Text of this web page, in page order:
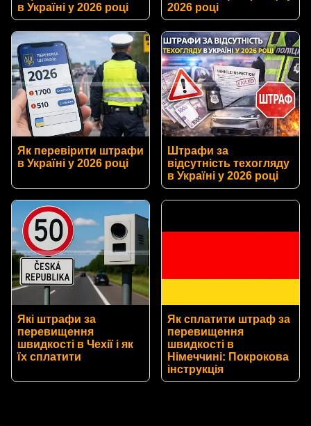
в Україні у 2026 році
2026 році
Як перевірити штрафи
в Україні у 2026 році
Штрафи за
відсутність техогляду
в Україні у 2026 році
Які штрафи за
перевищення
швидкості в Чехії і як
їх сплатити
Як сплатити штраф за
перевищення
швидкості в
Німеччині: Покрокова
інструкція